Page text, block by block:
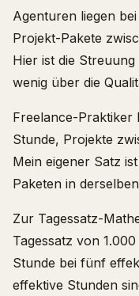
Agenturen liegen
Projekt-Pakete
Hier ist die
wenig über die
Freelance-Praktiker
Stunde, Projekte
Mein eigener Satz
Paketen in
Zur Tagessatz-
Tagessatz von
Stunde bei fünf
effektive Stunden